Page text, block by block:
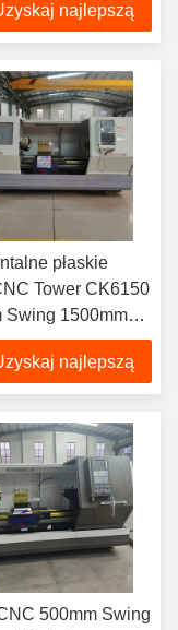
najlepszą
płaskie
Tower CK6150
Swing 1500mm
najlepszą
500mm Swing